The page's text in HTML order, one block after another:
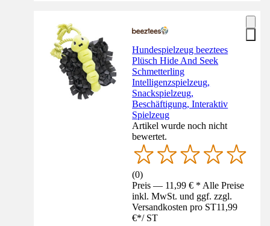
Hundespielzeug beeztees
Plüsch Hide And Seek
Schmetterling
Intelligenzspielzeug,
Snackspielzeug,
Beschäftigung, Interaktiv
Spielzeug
Artikel wurde noch nicht
bewertet.
(0)
Preis — 11,99 € * Alle Preise
inkl. MwSt. und ggf. zzgl.
Versandkosten pro ST11,99
€*/ ST